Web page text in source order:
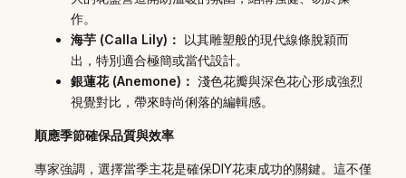
作。
海芋 (Calla Lily)： 以其雕塑般的現代線條脫穎而
出，特別適合極簡或當代設計。
銀蓮花 (Anemone)： 淺色花瓣與深色花心形成強烈
視覺對比，帶來時尚俐落的編輯感。
順應季節確保品質與效率
專家強調，選擇當季主花是確保DIY花束成功的關鍵。這不僅